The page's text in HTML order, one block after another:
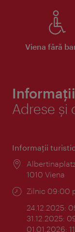
Viena fără
Adrese și
Informaţii
Locul:
1010 Viena
Program:
Zilnic 09:00
24.12.2025:
31.12.2025:
01.01.2026: